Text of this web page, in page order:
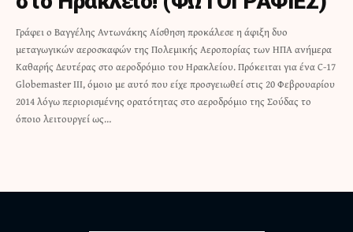
Γράφει ο Βαγγέλης Αντωνάκης Αίσθηση προκάλεσε η άφιξη δυο
μεταγωγικών αεροσκαφών της Πολεμικής Αεροπορίας των ΗΠΑ ανήμερα
Καθαρής Δευτέρας στο αεροδρόμιο του Ηρακλείου. Πρόκειται για ένα C-17
Globemaster III, όμοιο με αυτό που είχε προσγειωθεί στις 20 Φεβρουαρίου
2014 λόγω περιορισμένης ορατότητας στο αεροδρόμιο της Σούδας το
όποιο λειτουργεί ως…